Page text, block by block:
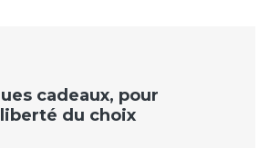
cadeaux, pour
liberté du choix